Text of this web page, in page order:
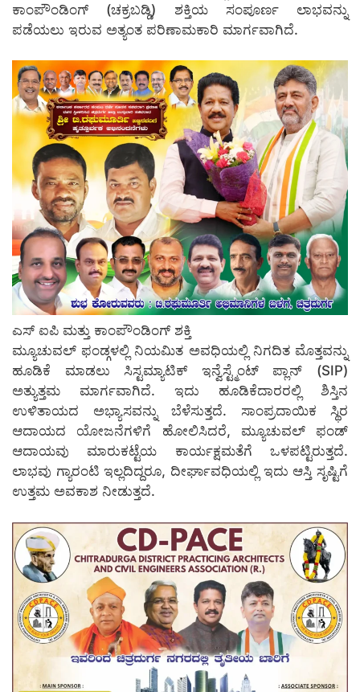
ಕಾಂಪೌಂಡಿಂಗ್ (ಚಕ್ರಬಡ್ಡಿ) ಶಕ್ತಿಯ ಸಂಪೂರ್ಣ ಲಾಭವನ್ನು
ಪಡೆಯಲು ಇರುವ ಅತ್ಯಂತ ಪರಿಣಾಮಕಾರಿ ಮಾರ್ಗವಾಗಿದೆ.
ಎಸ್ ಐಪಿ ಮತ್ತು ಕಾಂಪೌಂಡಿಂಗ್ ಶಕ್ತಿ
ಮ್ಯೂಚುವಲ್ ಫಂಡ್ಗಳಲ್ಲಿ ನಿಯಮಿತ ಅವಧಿಯಲ್ಲಿ ನಿಗದಿತ ಮೊತ್ತವನ್ನು
ಹೂಡಿಕೆ ಮಾಡಲು ಸಿಸ್ಟಮ್ಯಾಟಿಕ್ ಇನ್ವೆಸ್ಟ್ಮೆಂಟ್ ಪ್ಲಾನ್ (SIP)
ಅತ್ಯುತ್ತಮ ಮಾರ್ಗವಾಗಿದೆ. ಇದು ಹೂಡಿಕೆದಾರರಲ್ಲಿ ಶಿಸ್ತಿನ
ಉಳಿತಾಯದ ಅಭ್ಯಾಸವನ್ನು ಬೆಳೆಸುತ್ತದೆ. ಸಾಂಪ್ರದಾಯಿಕ ಸ್ಥಿರ
ಆದಾಯದ ಯೋಜನೆಗಳಿಗೆ ಹೋಲಿಸಿದರೆ, ಮ್ಯೂಚುವಲ್ ಫಂಡ್
ಆದಾಯವು ಮಾರುಕಟ್ಟೆಯ ಕಾರ್ಯಕ್ಷಮತೆಗೆ ಒಳಪಟ್ಟಿರುತ್ತದೆ.
ಲಾಭವು ಗ್ಯಾರಂಟಿ ಇಲ್ಲದಿದ್ದರೂ, ದೀರ್ಘಾವಧಿಯಲ್ಲಿ ಇದು ಆಸ್ತಿ ಸೃಷ್ಟಿಗೆ
ಉತ್ತಮ ಅವಕಾಶ ನೀಡುತ್ತದೆ.